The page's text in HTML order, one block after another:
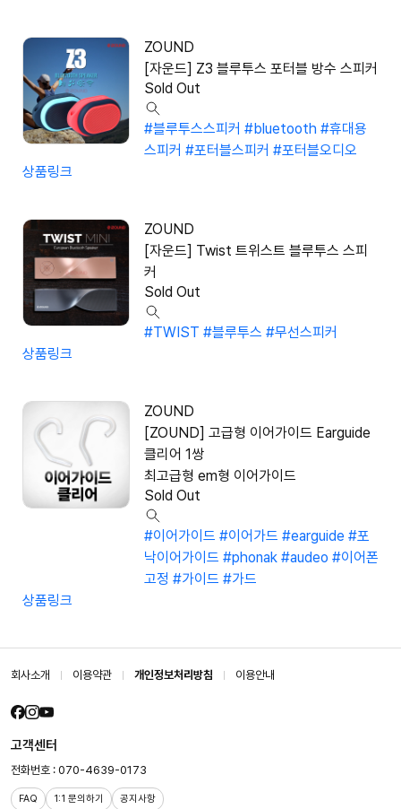
ZOUND
[자운드] Z3 블루투스 포터블 방수 스피커
Sold Out
#블루투스스피커 #bluetooth #휴대용
스피커 #포터블스피커 #포터블오디오
상품링크
ZOUND
[자운드] Twist 트위스트 블루투스 스피
커
Sold Out
#TWIST #블루투스 #무선스피커
상품링크
ZOUND
[ZOUND] 고급형 이어가이드 Earguide
클리어 1쌍
최고급형 em형 이어가이드
Sold Out
#이어가이드 #이어가드 #earguide #포
낙이어가이드 #phonak #audeo #이어폰
고정 #가이드 #가드
상품링크
회사소개 이용약관 개인정보처리방침 이용안내
고객센터
전화번호 : 070-4639-0173
FAQ 1:1 문의하기 공지사항